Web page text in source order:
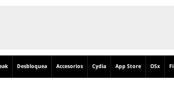
Desbloquea Accesorios Cydia App Store OSx